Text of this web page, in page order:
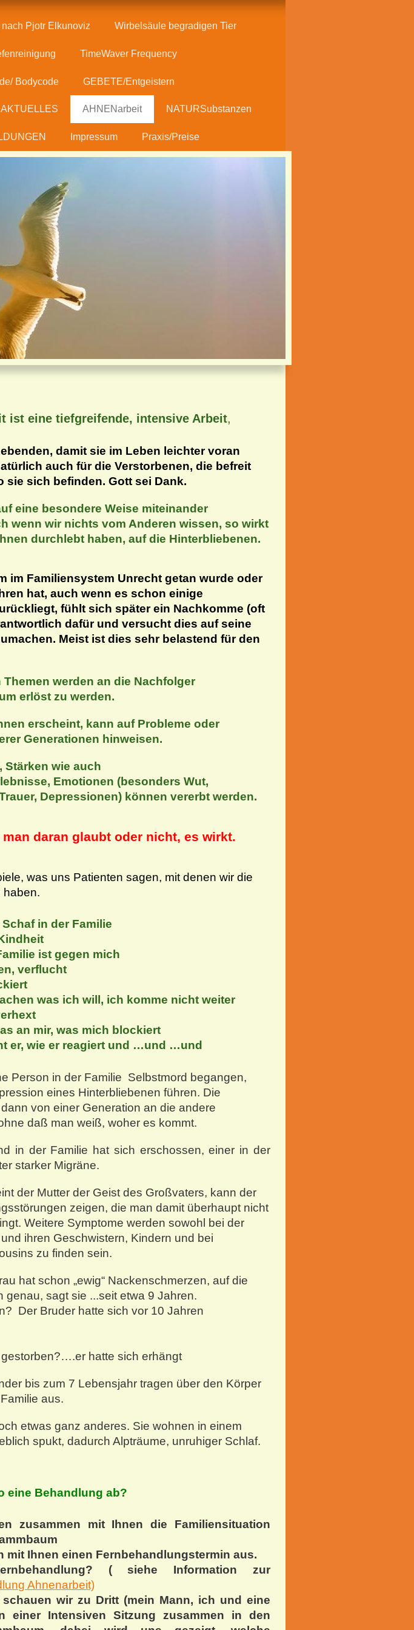
Pjotr Elkunoviz Wirbelsäule begradigen Tier
TimeWaver Frequency
Bodycode GEBETE/Entgeistern
AKTUELLES AHNENarbeit NATURSubstanzen
Impressum Praxis/Preise
ist eine tiefgreifende, intensive Arbeit,
damit sie im Leben leichter voran
auch für die Verstorbenen, die befreit
sie sich befinden. Gott sei Dank.
eine besondere Weise miteinander
wenn wir nichts vom Anderen wissen, so wirkt
durchlebt haben, auf die Hinterbliebenen.
im Familiensystem Unrecht getan wurde oder
hat, auch wenn es schon einige
fühlt sich später ein Nachkomme (oft
dafür und versucht dies auf seine
Meist ist dies sehr belastend für den
werden an die Nachfolger
erlöst zu werden.
erscheint, kann auf Probleme oder
Generationen hinweisen.
Stärken wie auch
Emotionen (besonders Wut,
Depressionen) können vererbt werden.
man daran glaubt oder nicht, es wirkt.
was uns Patienten sagen, mit denen wir die
haben.
in der Familie
ist gegen mich
verflucht
was ich will, ich komme nicht weiter
an mir, was mich blockiert
er, wie er reagiert und …und …und
Person in der Familie Selbstmord begangen,
eines Hinterbliebenen führen. Die
von einer Generation an die andere
daß man weiß, woher es kommt.
in der Familie hat sich erschossen, einer in der
starker Migräne.
der Mutter der Geist des Großvaters, kann der
zeigen, die man damit überhaupt nicht
Weitere Symptome werden sowohl bei der
ihren Geschwistern, Kindern und bei
zu finden sein.
hat schon „ewig“ Nackenschmerzen, auf die
genau, sagt sie ...seit etwa 9 Jahren.
Der Bruder hatte sich vor 10 Jahren
hatte sich erhängt
bis zum 7 Lebensjahr tragen über den Körper
aus.
etwas ganz anderes. Sie wohnen in einem
spukt, dadurch Alpträume, unruhiger Schlaf.
eine Behandlung ab?
zusammen mit Ihnen die Familiensituation
mit Ihnen einen Fernbehandlungstermin aus.
( siehe Information zur
Ahnenarbeit)
schauen wir zu Dritt (mein Mann, ich und eine
einer Intensiven Sitzung zusammen in den